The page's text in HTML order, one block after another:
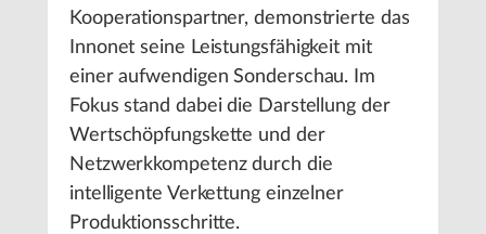
Kooperationspartner, demonstrierte das
Innonet seine Leistungsfähigkeit mit
einer aufwendigen Sonderschau. Im
Fokus stand dabei die Darstellung der
Wertschöpfungskette und der
Netzwerkkompetenz durch die
intelligente Verkettung einzelner
Produktionsschritte.